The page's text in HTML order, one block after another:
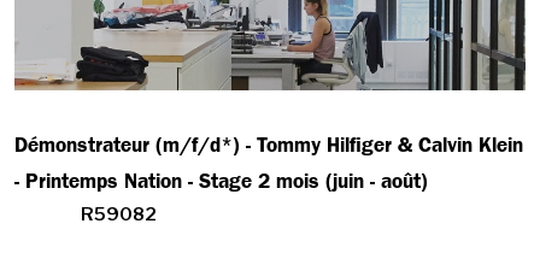
Démonstrateur (m/f/d*) - Tommy Hilfiger & Calvin Klein
- Printemps Nation - Stage 2 mois (juin - août)
R59082